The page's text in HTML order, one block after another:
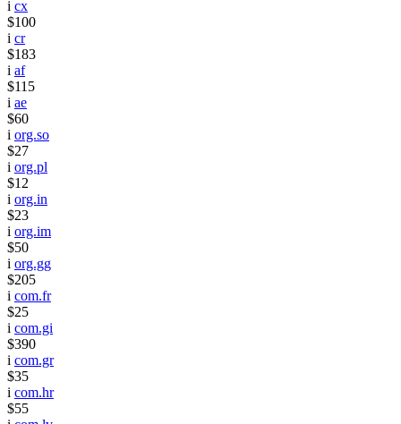
i cx
$100
i cr
$183
i af
$115
i ae
$60
i org.so
$27
i org.pl
$12
i org.in
$23
i org.im
$50
i org.gg
$205
i com.fr
$25
i com.gi
$390
i com.gr
$35
i com.hr
$55